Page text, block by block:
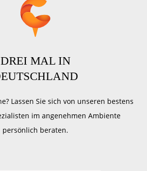
DREI MAL IN
Lassen Sie sich von unseren bestens
im angenehmen Ambiente
persönlich beraten.